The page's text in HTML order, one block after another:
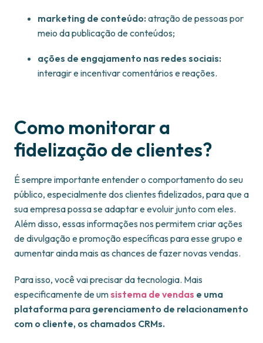
marketing de conteúdo: atração de pessoas por
meio da publicação de conteúdos;
ações de engajamento nas redes sociais:
interagir e incentivar comentários e reações.
Como monitorar a
fidelização de clientes?
É sempre importante entender o comportamento do seu
público, especialmente dos clientes fidelizados, para que a
sua empresa possa se adaptar e evoluir junto com eles.
Além disso, essas informações nos permitem criar ações
de divulgação e promoção específicas para esse grupo e
aumentar ainda mais as chances de fazer novas vendas.
Para isso, você vai precisar da tecnologia. Mais
especificamente de umsistema de vendas e uma
plataforma para gerenciamento de relacionamento
com o cliente, os chamados CRMs.